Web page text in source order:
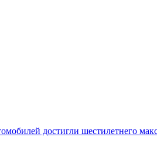
достигли шестилетнего